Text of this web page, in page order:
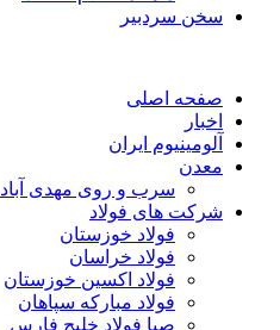
سخن سردبیر
صفحه اصلی
اخبار
آلومینیوم ایران
معدن
سرب و روی مهدی آباد
شرکت های فولاد
فولاد خوزستان
فولاد خراسان
فولاد اکسین خوزستان
فولاد مبارکه سپاهان
صبا فولاد خلیج فارس